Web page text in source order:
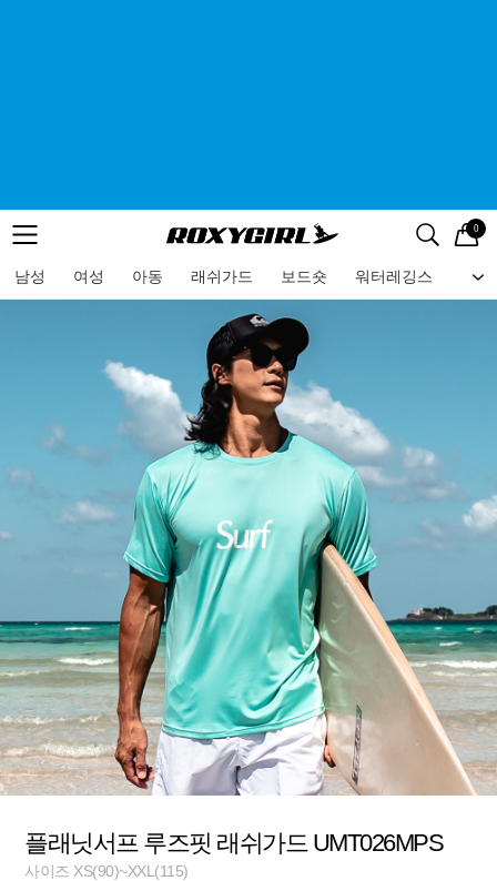
메뉴 검색
로고 0
남성 여성 아동 래쉬가드 보드숏 워터레깅스 비
메뉴
플래닛서프 루즈핏 래쉬가드 UMT026MPS
사이즈 XS(90)~XXL(115)